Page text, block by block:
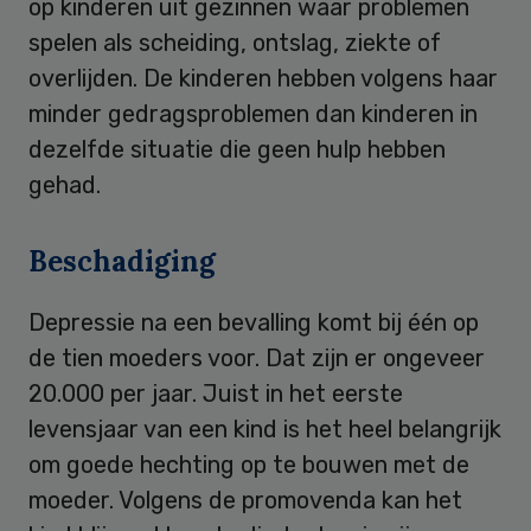
op kinderen uit gezinnen waar problemen
spelen als scheiding, ontslag, ziekte of
overlijden. De kinderen hebben volgens haar
minder gedragsproblemen dan kinderen in
dezelfde situatie die geen hulp hebben
gehad.
Beschadiging
Depressie na een bevalling komt bij één op
de tien moeders voor. Dat zijn er ongeveer
20.000 per jaar. Juist in het eerste
levensjaar van een kind is het heel belangrijk
om goede hechting op te bouwen met de
moeder. Volgens de promovenda kan het